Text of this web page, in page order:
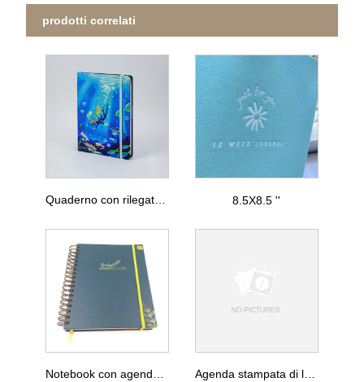
prodotti correlati
Quaderno con rilegatura a spirale con stampa su fascia elastica 8.5X8.5 ''
Notebook con agenda per la stampa, progettato da te Agenda stampata di lusso personalizzata 2026 con confezione regalo Stampa del tuo taccuino annuale mensile settimanale giornaliero con penna